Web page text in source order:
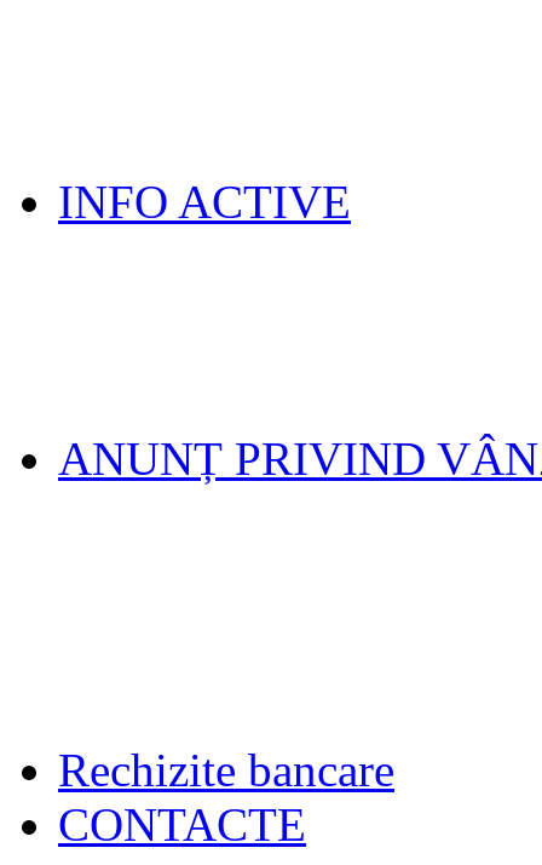
INFO ACTIVE
ANUNȚ PRIVIND
Rechizite bancare
CONTACTE